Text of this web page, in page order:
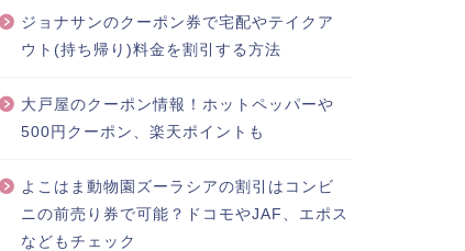
ジョナサンのクーポン券で宅配やテイクア
ウト(持ち帰り)料金を割引する方法
大戸屋のクーポン情報！ホットペッパーや
500円クーポン、楽天ポイントも
よこはま動物園ズーラシアの割引はコンビ
ニの前売り券で可能？ドコモやJAF、エポス
などもチェック